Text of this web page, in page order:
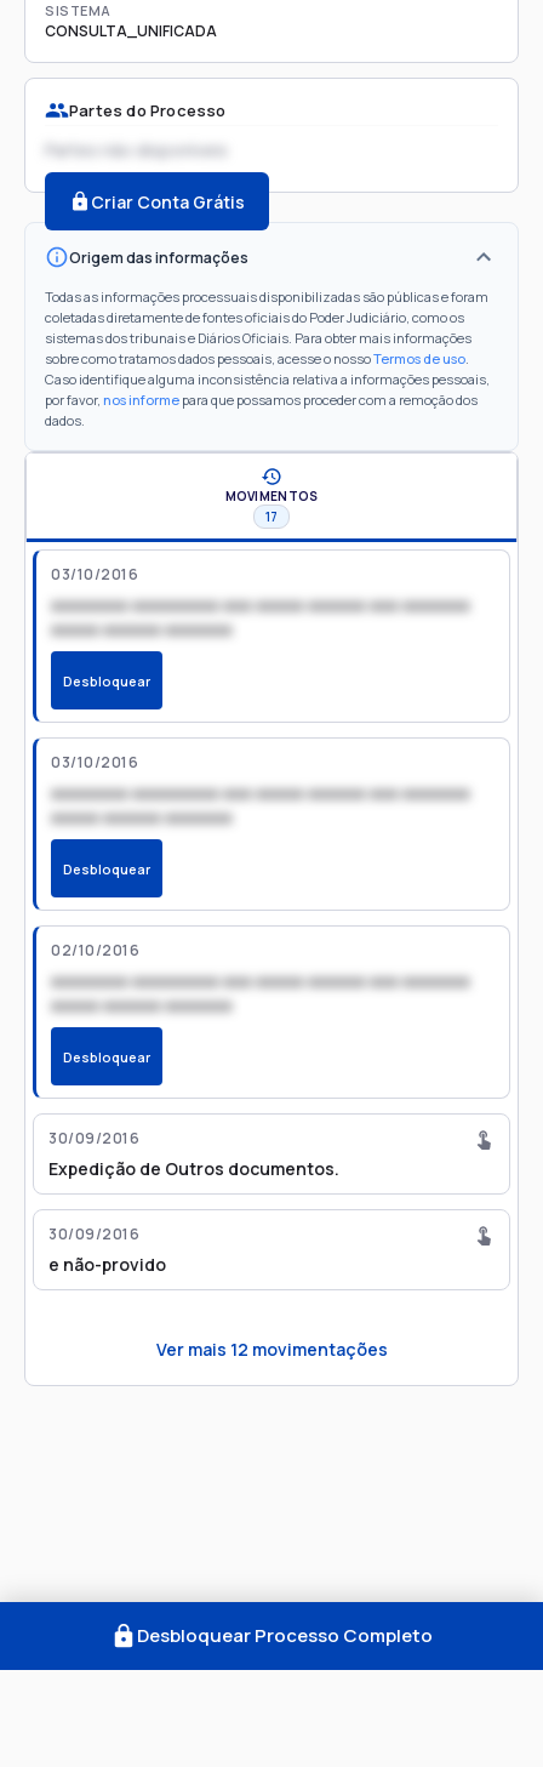
SISTEMA
CONSULTA_UNIFICADA
Partes do Processo
Partes não disponíveis
Criar Conta Grátis
Origem das informações
Todas as informações processuais disponibilizadas são públicas e foram
coletadas diretamente de fontes oficiais do Poder Judiciário, como os
sistemas dos tribunais e Diários Oficiais. Para obter mais informações
sobre como tratamos dados pessoais, acesse o nossoTermos de uso.
Caso identifique alguma inconsistência relativa a informações pessoais,
por favor, nos informe para que possamos proceder com a remoção dos
dados.
MOVIMENTOS
17
03/10/2016
xxxxxxxx xxxxxxxxx xxx xxxxx xxxxxx xxx xxxxxxx
xxxxx xxxxxx xxxxxxx
Desbloquear
03/10/2016
xxxxxxxx xxxxxxxxx xxx xxxxx xxxxxx xxx xxxxxxx
xxxxx xxxxxx xxxxxxx
Desbloquear
02/10/2016
xxxxxxxx xxxxxxxxx xxx xxxxx xxxxxx xxx xxxxxxx
xxxxx xxxxxx xxxxxxx
Desbloquear
30/09/2016
Expedição de Outros documentos.
30/09/2016
e não-provido
Ver mais 12 movimentações
Desbloquear Processo Completo